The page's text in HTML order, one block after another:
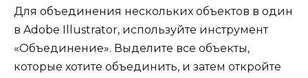
Для объединения нескольких объектов в один
в Adobe Illustrator, используйте инструмент
«Объединение». Выделите все объекты,
которые хотите объединить, и затем откройте